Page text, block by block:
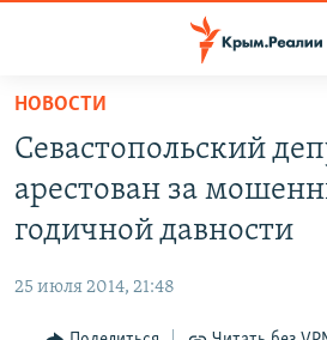
Вернуться
основному
содержанию
Вернутся
главной
Вернутся
11 ЛЕТ ОККУПАЦИИ КРЫМА. 11
ВОДА
ЕЩЕ
НОВОСТИ
Севастопольский
арестован за
годичной давности
25 июля 2014, 21:48